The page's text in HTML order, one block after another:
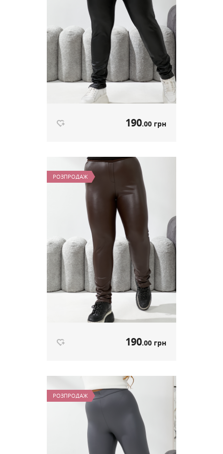
190.00 грн
Лосини Комбі чорний артикул 613
Ціна 190.00 грн
РОЗПРОДАЖ
190.00 грн
Лосини Комбі коричневий
артикул 613
Ціна 190
РОЗПРОДАЖ